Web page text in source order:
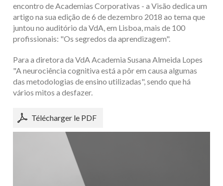
encontro de Academias Corporativas - a Visão dedica um
artigo na sua edição de 6 de dezembro 2018 ao tema que
juntou no auditório da VdA, em Lisboa, mais de 100
profissionais: "Os segredos da aprendizagem".
Para a diretora da VdA Academia Susana Almeida Lopes
"A neurociência cognitiva está a pôr em causa algumas
das metodologias de ensino utilizadas", sendo que há
vários mitos a desfazer.
Télécharger le PDF